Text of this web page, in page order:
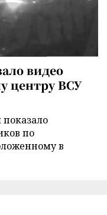
видео
центру ВСУ
по
в